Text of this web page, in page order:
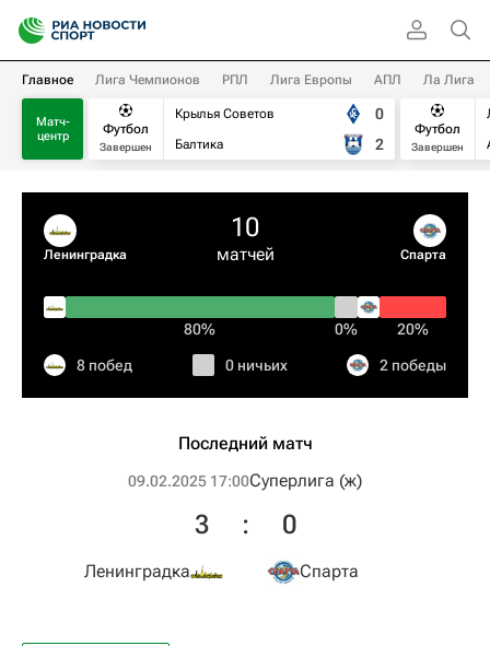
Главное Лига Чемпионов РПЛ Лига Европы АПЛ Ла Лига
Матч-
центр
Футбол
Завершен
Крылья Советов
Балтика
0
2
Футбол
Завершен
Ленинградка
10
матчей Спарта
80% 0% 20%
8 побед 0 ничьих 2 победы
Последний матч
09.02.2025 17:00Суперлига (ж)
Ленинградка
3 : 0
Спарта